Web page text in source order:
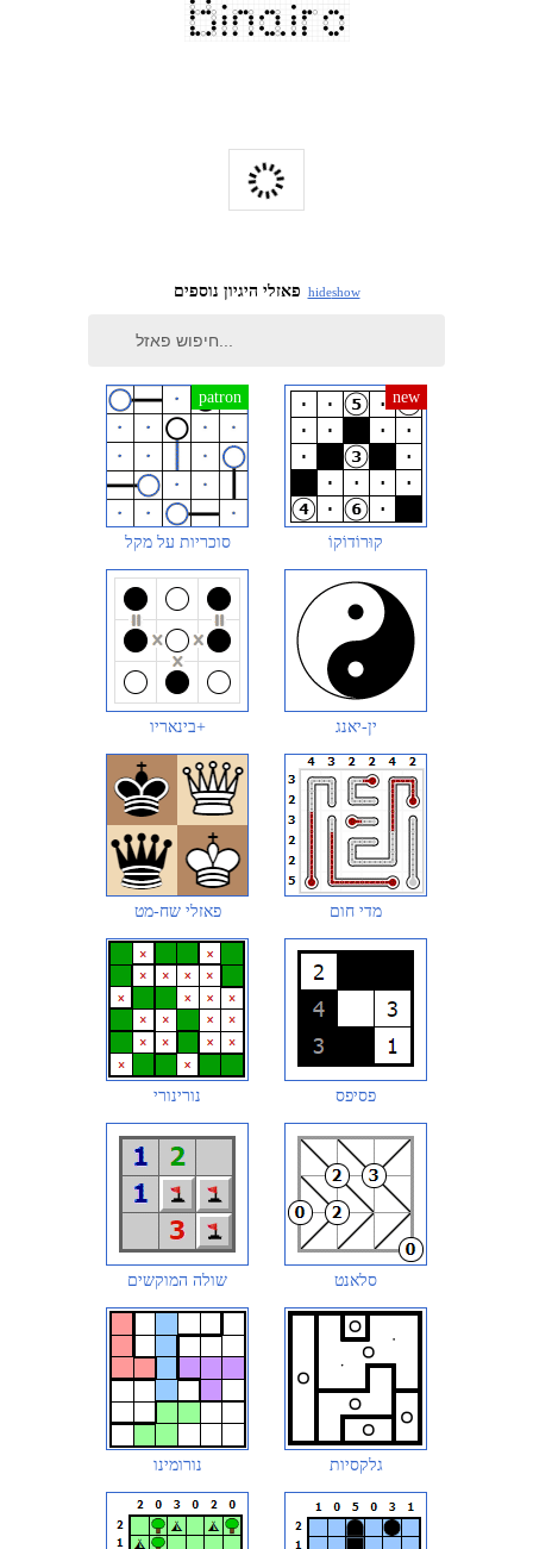
פאזלי היגיון נוספים hideshow
סוכריות על מקל קוּרוֹדוֹקוֹ
בינאריו+ ין-יאנג
פאזלי שח-מט מדי חום
נורינורי פסיפס
שולה המוקשים סלאנט
נורומינו גלקסיות